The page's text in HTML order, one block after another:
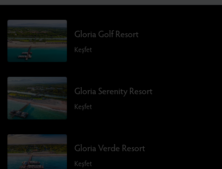
Gloria Golf Resort
Keşfet
Gloria Serenity Resort
Keşfet
Gloria Verde Resort
Keşfet